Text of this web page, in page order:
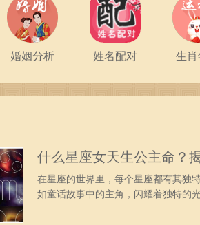
婚姻分析 姓名配对 生
什么星座女天生公主命？
在星座的世界里，每个星座都有其独
如童话故事中的主角，闪耀着独特的